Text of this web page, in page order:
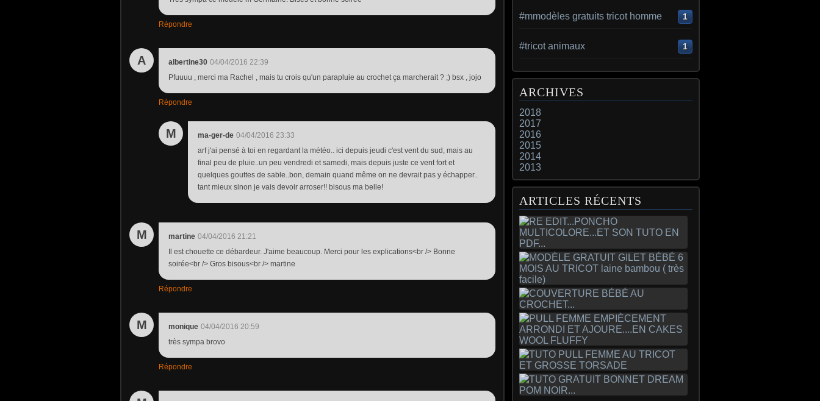
Répondre
A albertine30 04/04/2016 22:39
Pfuuuu , merci ma Rachel , mais tu crois qu'un parapluie au crochet ça marcherait ? ;) bsx , jojo
Répondre
M ma-ger-de 04/04/2016 23:33
arf j'ai pensé à toi en regardant la météo.. ici depuis jeudi c'est vent du sud, mais au
final peu de pluie..un peu vendredi et samedi, mais depuis juste ce vent fort et
quelques gouttes de sable..bon, demain quand même on ne devrait pas y échapper..
tant mieux sinon je vais devoir arroser!! bisous ma belle!
M martine 04/04/2016 21:21
Il est chouette ce débardeur. J'aime beaucoup. Merci pour les explications<br /> Bonne
soirée<br /> Gros bisous<br /> martine
Répondre
M monique 04/04/2016 20:59
très sympa brovo
Répondre
#mmodèles gratuits tricot homme 1
#tricot animaux 1
ARCHIVES
2018
2017
2016
2015
2014
2013
ARTICLES RÉCENTS